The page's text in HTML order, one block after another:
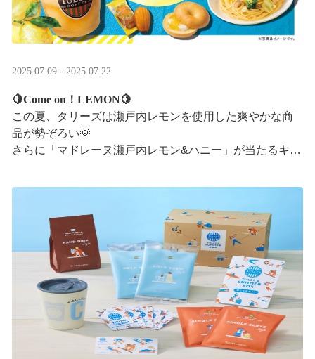
2025.07.09 - 2025.07.22
🍋Come on！LEMON🍋
この夏、タリーズは瀬戸内レモンを使用した爽やかな商
品が勢ぞろい🌞
さらに「マドレーヌ瀬戸内レモン&ハニー」が当たるキャ